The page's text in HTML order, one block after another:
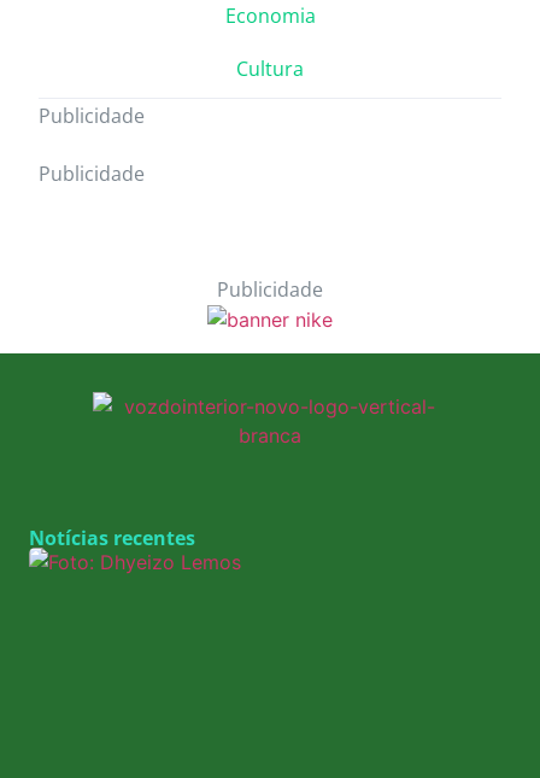
Economia
Cultura
Publicidade
Publicidade
Publicidade
Notícias recentes